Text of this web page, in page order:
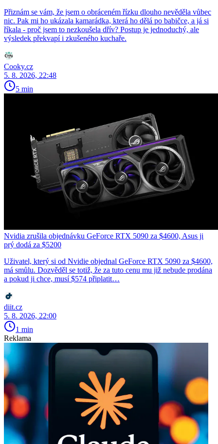
Přiznám se vám, že jsem o obráceném řízku dlouho nevěděla vůbec
nic. Pak mi ho ukázala kamarádka, která ho dělá po babičce, a já si
říkala - proč jsem to nezkoušela dřív? Postup je jednoduchý, ale
výsledek překvapí i zkušeného kuchaře.
Cooky.cz
5. 8. 2026, 22:48
5 min
Nvidia zrušila objednávku GeForce RTX 5090 za $4600, Asus ji
prý dodá za $5200
Uživatel, který si od Nvidie objednal GeForce RTX 5090 za $4600,
má smůlu. Dozvěděl se totiž, že za tuto cenu mu již nebude prodána
a pokud ji chce, musí $574 připlatit…
diit.cz
5. 8. 2026, 22:00
1 min
Reklama